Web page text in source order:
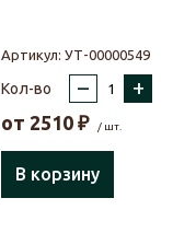
Артикул: УТ-00000549
Кол-во – +
от 2510 ₽ / шт.
В корзину